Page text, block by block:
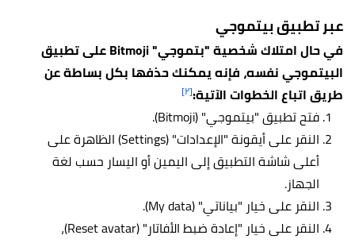
عبر تطبيق بيتموجي
في حال امتلاك شخصية "بتموجي" Bitmoji على تطبيق
البيتموجي نفسه، فإنه يمكنك حذفها بكل بساطة عن
طريق اتباع الخطوات الآتية:[٢]
فتح تطبيق "بيتموجي" (Bitmoji).
النقر على أيقونة "الإعدادات" (Settings) الظاهرة على
أعلى شاشة التطبيق إلى اليمين أو اليسار حسب لغة
الجهاز.
النقر على خيار "بياناتي" (My data).
النقر على خيار "إعادة ضبط الأفاتار" (Res
e
t avatar)،